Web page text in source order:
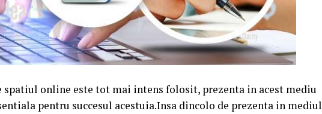
spatiul online este tot mai intens folosit, prezenta in acest mediu
pentru succesul acestuia.Insa dincolo de prezenta in mediul